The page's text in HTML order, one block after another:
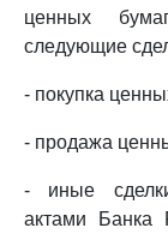
ценных
следующие
- покупка
- продажа
- иные
актами Банка